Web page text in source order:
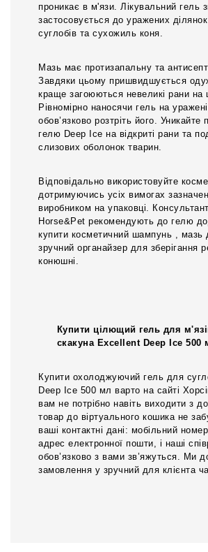
проникає в м'язи. Лікувальний гель
застосовується до уражених
суглобів та сухожиль коня.
Мазь має протизапальну та
Завдяки цьому пришвидшується
краще загоюються невеликі рани на
Рівномірно наносячи гель на
обов’язково розтріть його. Уникайте
гелю Deep Ice на відкриті рани та
слизових оболонок тварин.
Відповідально використовуйте
дотримуючись усіх вимогах
виробником на упаковці.
Horse&Pet рекомендують до гелю
купити косметичний шампунь , мазь
зручний органайзер для зберігання
конюшні.
Купити цілющий гель для
скакуна Excellent Deep Ice 500
Купити охолоджуючий гель для
Deep Ice 500 мл варто на сайті
вам не потрібно навіть виходити з
товар до віртуального кошика не
ваші контактні дані: мобільний
адрес електронної пошти, і наші
обов’язково з вами зв’яжуться. Ми
замовлення у зручний для клієнта